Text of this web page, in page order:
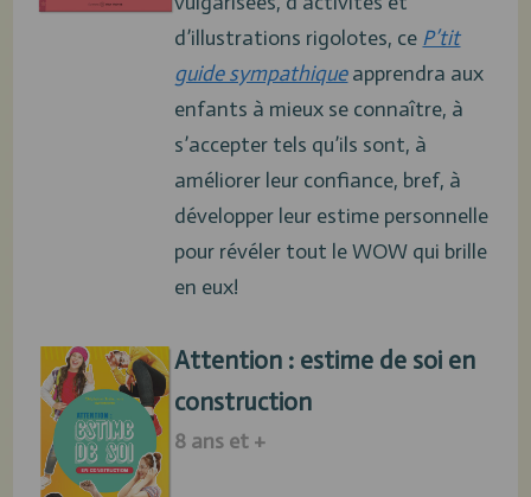
d’illustrations rigolotes, ce P’tit
guide sympathiqueapprendra aux
enfants à mieux se connaître, à
s’accepter tels qu’ils sont, à
améliorer leur confiance, bref, à
développer leur estime personnelle
pour révéler tout le WOW qui brille
en eux!
Attention : estime de soi en
construction
8 ans et +